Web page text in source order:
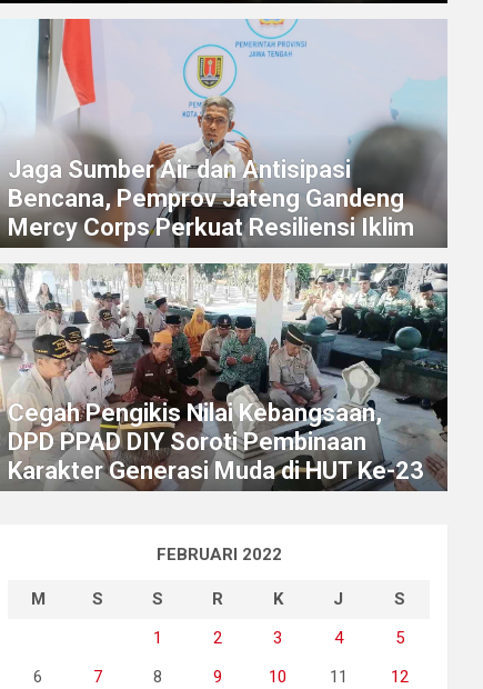
Jaga Sumber Air dan Antisipasi
Bencana, Pemprov Jateng Gandeng
Mercy Corps Perkuat Resiliensi Iklim
Cegah Pengikis Nilai Kebangsaan,
DPD PPAD DIY Soroti Pembinaan
Karakter Generasi Muda di HUT Ke-23
FEBRUARI 2022
M S S R K J
S
1
2 3 4
5
6
7 8 9 10 11
12